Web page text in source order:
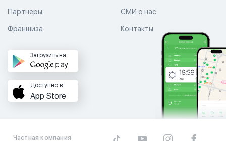
СМИ о нас
Контакты
Партнеры
Франшиза
Загрузить на
Доступно в
App Store
Частная компания